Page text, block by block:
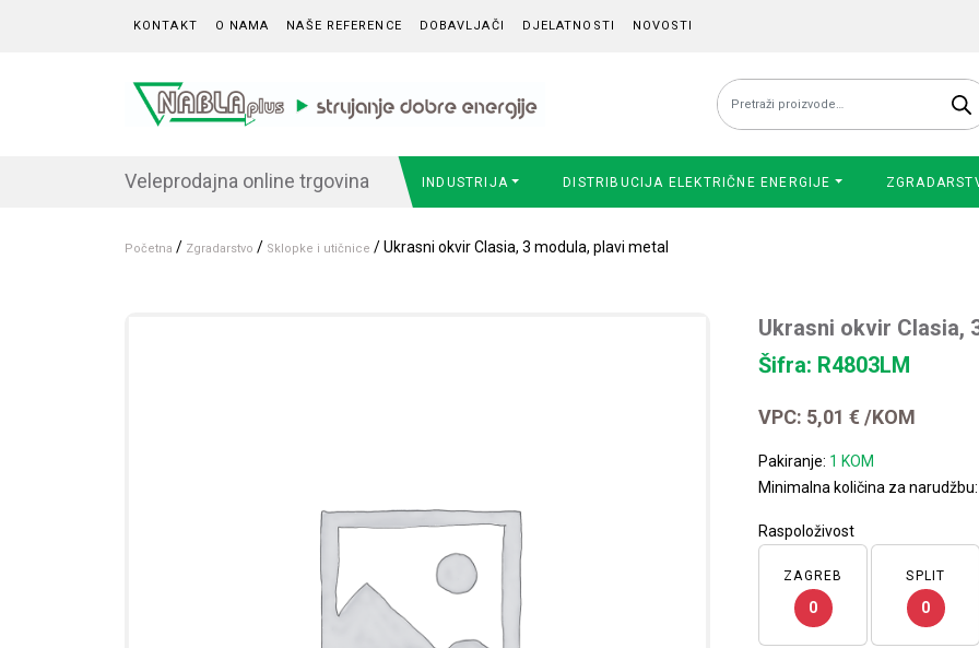
KONTAKT O NAMA NAŠE REFERENCE DOBAVLJAČI DJELATNOSTI NOVOSTI
Pretraži:
Veleprodajna online trgovina INDUSTRIJA DISTRIBUCIJA ELEKTRIČNE ENERGIJE
Početna / Zgradarstvo / Sklopke i utičnice / Ukrasni okvir Clasia, 3 modula, plavi metal
Ukrasni okvir Clasia,
Šifra: R4803LM
VPC: 5,01€ /KOM
Pakiranje: 1 KOM
Minimalna količina za narudžbu:
Raspoloživost
ZAGREB
0
SPLIT
0